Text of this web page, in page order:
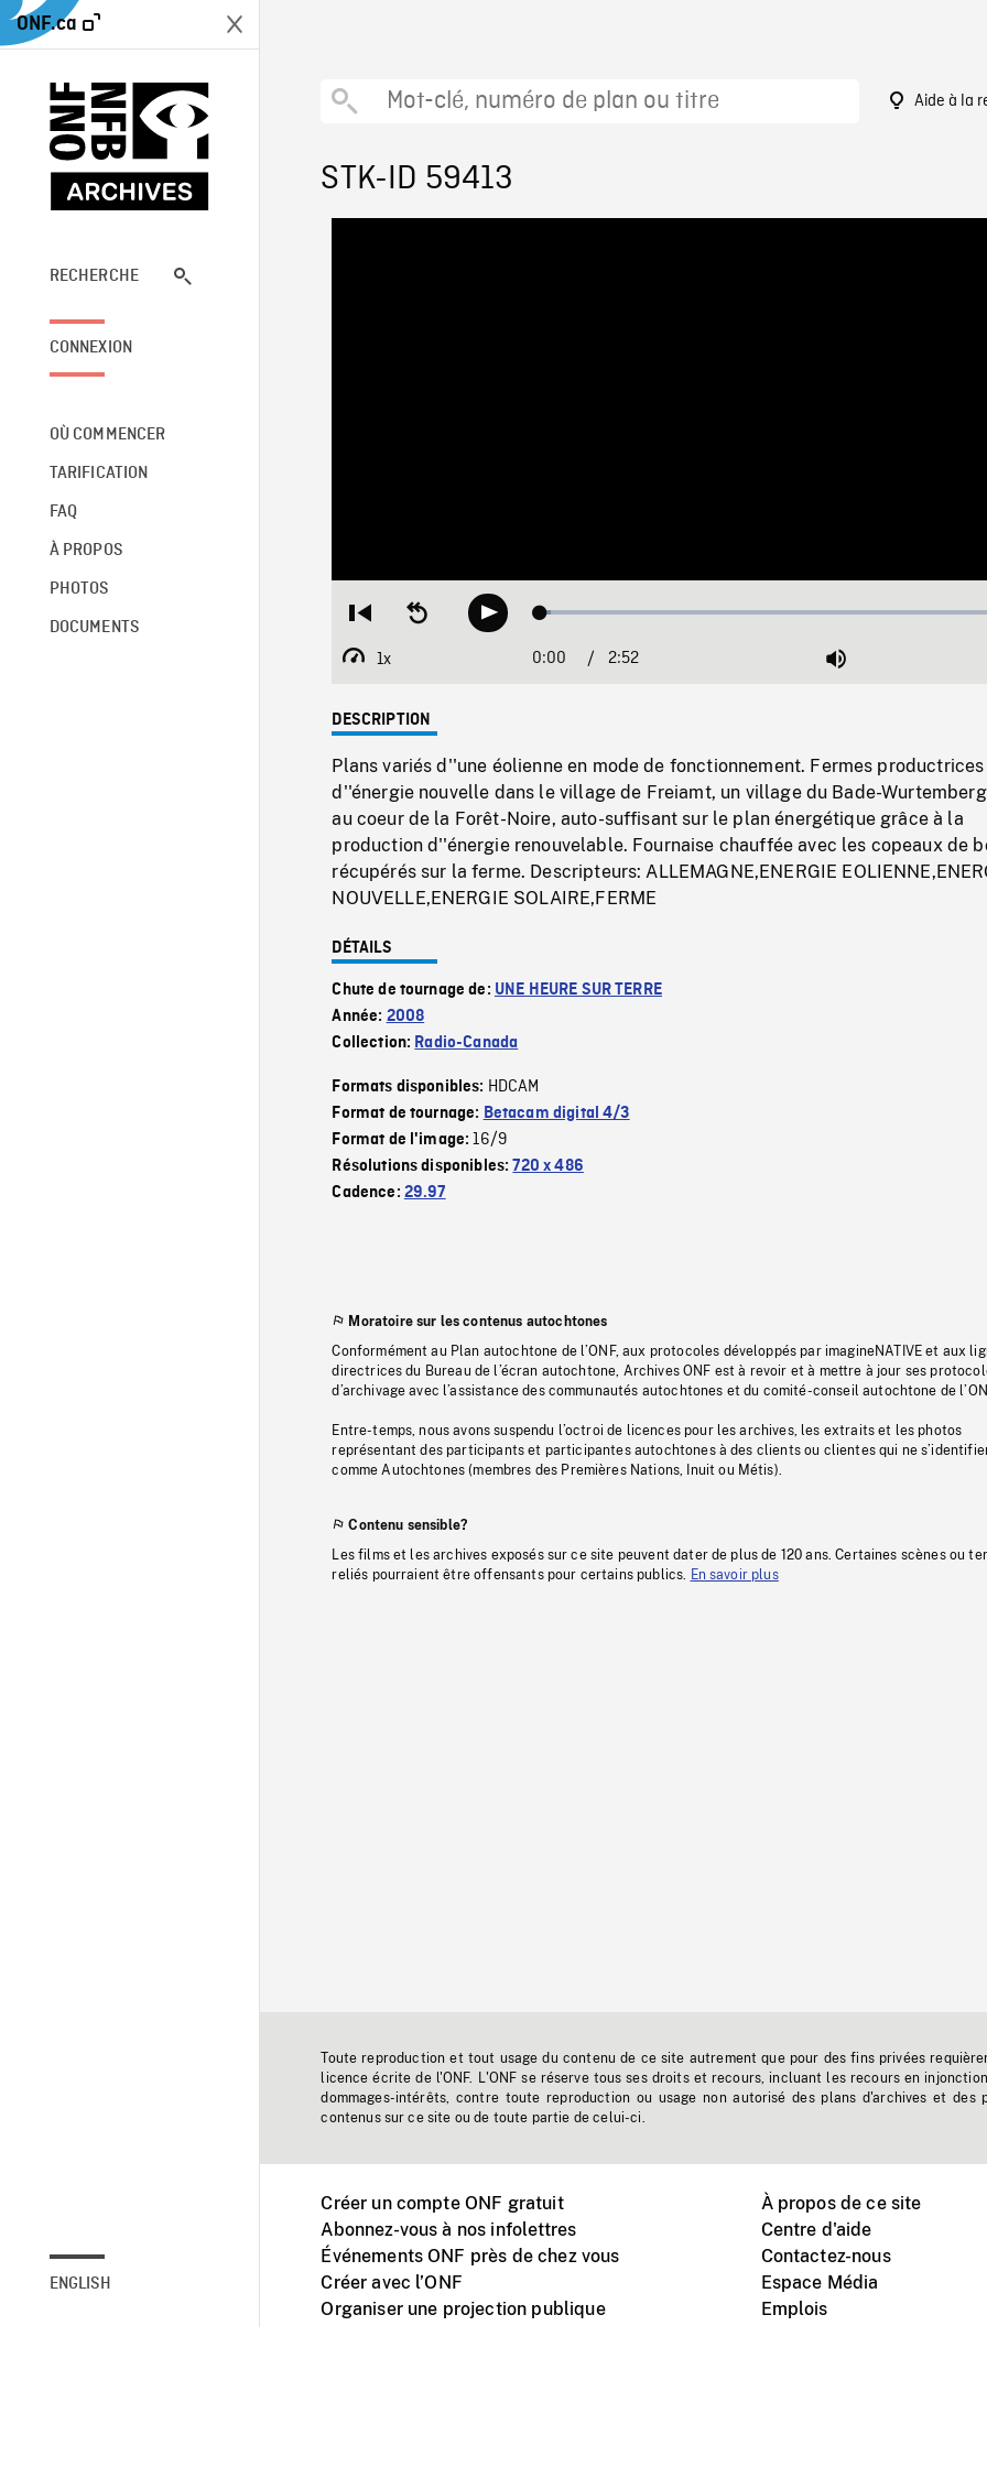
ONF.ca
RECHERCHE
CONNEXION
OÙ COMMENCER
TARIFICATION
FAQ
À PROPOS
PHOTOS
DOCUMENTS
ENGLISH
Aide à la
STK-ID 59413
Restart
beginning
Seek
backwardPlay Loaded:
1x
Playback
Current
0:00 / 2:52 Mute
DESCRIPTION
Plans variés d''une éolienne en mode de fonctionnement. Fermes productrices
d''énergie nouvelle dans le village de Freiamt, un village du Bade-
au coeur de la Forêt-Noire, auto-suffisant sur le plan énergétique grâce à la
production d''énergie renouvelable. Fournaise chauffée avec les copeaux de
récupérés sur la ferme. Descripteurs: ALLEMAGNE,ENERGIE
NOUVELLE,ENERGIE SOLAIRE,FERME
DÉTAILS
Chute de tournage de: UNE HEURE SUR TERRE
Année: 2008
Collection: Radio-Canada
Formats disponibles: HDCAM
Format de tournage: Betacam digital 4/3
Format de l'image:16/9
Résolutions disponibles:720 x 486
Cadence: 29.97
Moratoire sur les contenus autochtones
Conformément au Plan autochtone de l’ONF, aux protocoles développés par imagineNATIVE et aux
directrices du Bureau de l’écran autochtone, Archives ONF est à revoir et à mettre à jour ses
d’archivage avec l’assistance des communautés autochtones et du comité-conseil autochtone de
Entre-temps, nous avons suspendu l’octroi de licences pour les archives, les extraits et les photos
représentant des participants et participantes autochtones à des clients ou clientes qui ne
comme Autochtones (membres des Premières Nations, Inuit ou Métis).
Contenu sensible?
Les films et les archives exposés sur ce site peuvent dater de plus de 120 ans. Certaines scènes ou
reliés pourraient être offensants pour certains publics.
En savoir plus
Toute reproduction et tout usage du contenu de ce site autrement que pour des fins privées
licence écrite de l'ONF. L'ONF se réserve tous ses droits et recours, incluant les recours en
dommages-intérêts, contre toute reproduction ou usage non autorisé des plans d'archives et des
contenus sur ce site ou de toute partie de celui-ci.
Créer un compte ONF gratuit
Abonnez-vous à nos infolettres
Événements ONF près de chez vous
Créer avec l’ONF
Organiser une projection publique
À propos de ce site
Centre d'aide
Contactez-nous
Espace Média
Emplois